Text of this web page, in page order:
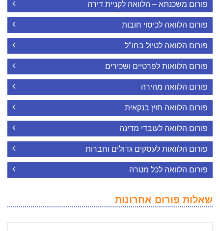
פורום משכנתא – הלוואה לקניית דירה
פורום הלוואה לכיסוי חובות
פורום הלוואה לטיול בחו"ל
פורום הלוואות לפרטיים ושכירים
פורום הלוואה מהירה
פורום הלוואה חוץ בנקאית
פורום הלוואה לעובדי מדינה
פורום הלוואות לעסקים גדולים וחברות
פורום הלוואה לכל מטרה
שאלות פורום אחרונות